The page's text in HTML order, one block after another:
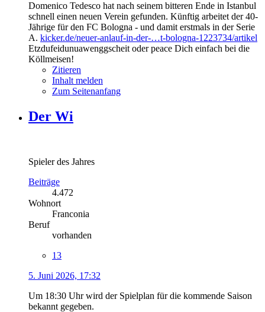
Domenico Tedesco hat nach seinem bitteren Ende in Istanbul
schnell einen neuen Verein gefunden. Künftig arbeitet der 40-
Jährige für den FC Bologna - und damit erstmals in der Serie
A. kicker.de/neuer-anlauf-in-der-…t-bologna-1223734/artikel
Etzdufeidunuawenggscheit oder peace Dich einfach bei die
Köllmeisen!
Zitieren
Inhalt melden
Zum Seitenanfang
Der Wi
Spieler des Jahres
Beiträge
4.472
Wohnort
Franconia
Beruf
vorhanden
13
5. Juni 2026, 17:32
Um 18:30 Uhr wird der Spielplan für die kommende Saison
bekannt gegeben.